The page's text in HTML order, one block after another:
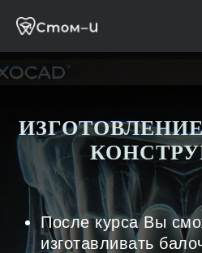
После курса Вы
изготавливать